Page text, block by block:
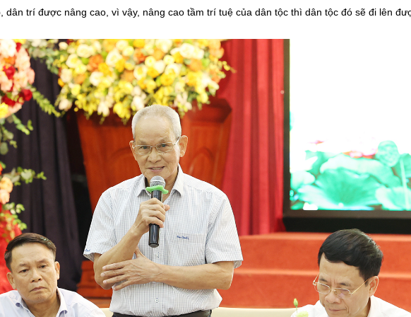
dân trí được nâng cao, vì vậy, nâng cao tầm trí tuệ của dân tộc thì dân tộc đó sẽ đi lên